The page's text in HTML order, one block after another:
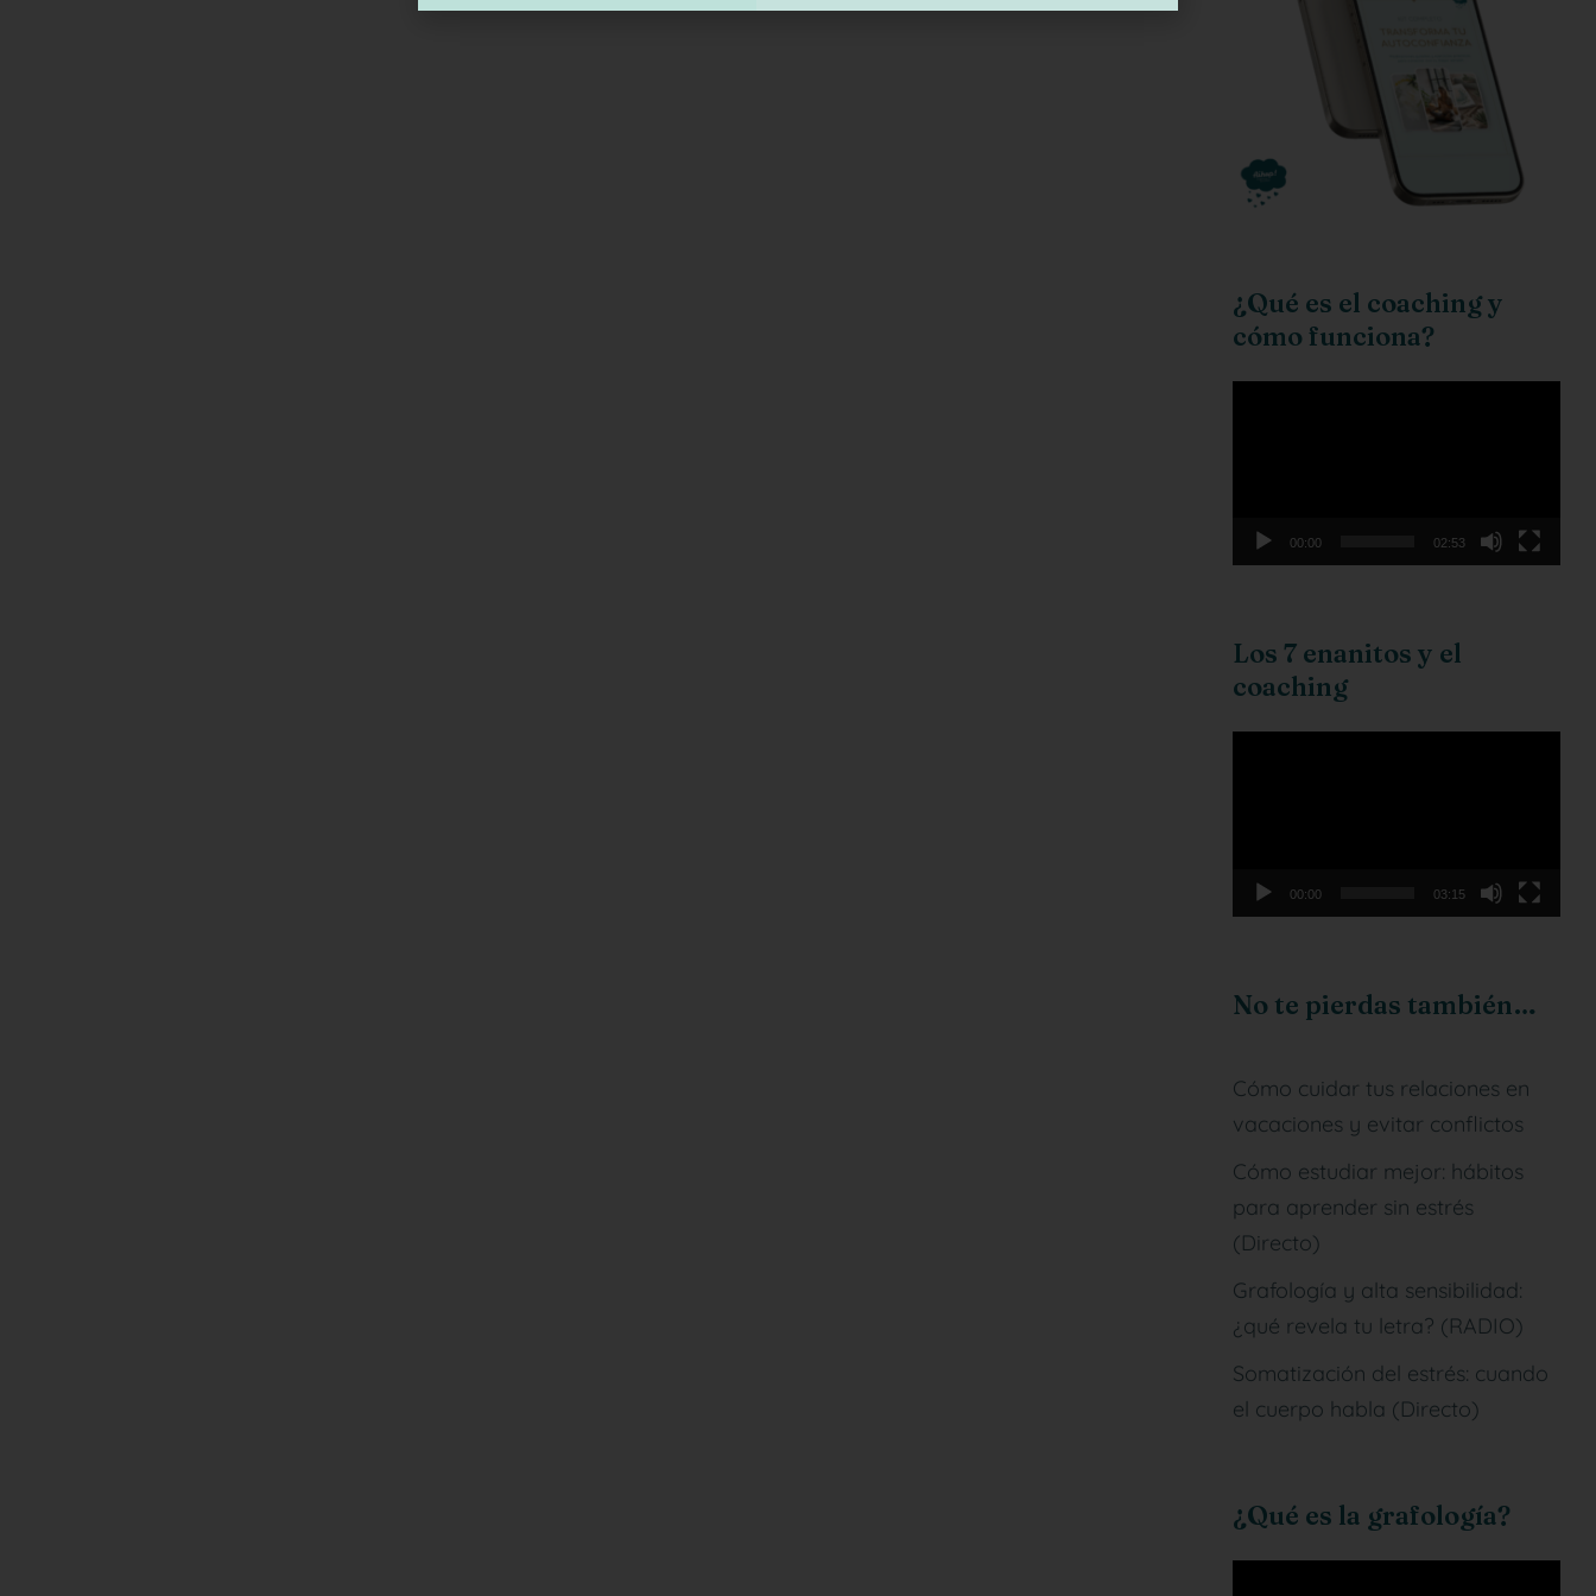
¿Qué es el coaching y
cómo funciona?
00:00 02:53
Los 7 enanitos y el
coaching
00:00 03:15
No te pierdas también…
Cómo cuidar tus relaciones en
vacaciones y evitar conflictos
Cómo estudiar mejor: hábitos
para aprender sin estrés
(Directo)
Grafología y alta sensibilidad:
¿qué revela tu letra? (RADIO)
Somatización del estrés: cuando
el cuerpo habla (Directo)
¿Qué es la grafología?